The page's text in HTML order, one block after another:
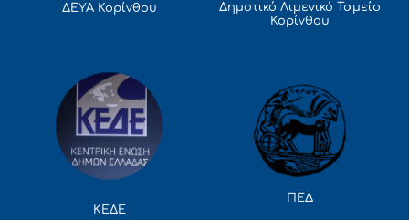
ΔΕΥΑ Κορίνθου
Δημοτικό Λιμενικό Ταμείο
Κορίνθου
ΚΕΔΕ
ΠΕΔ